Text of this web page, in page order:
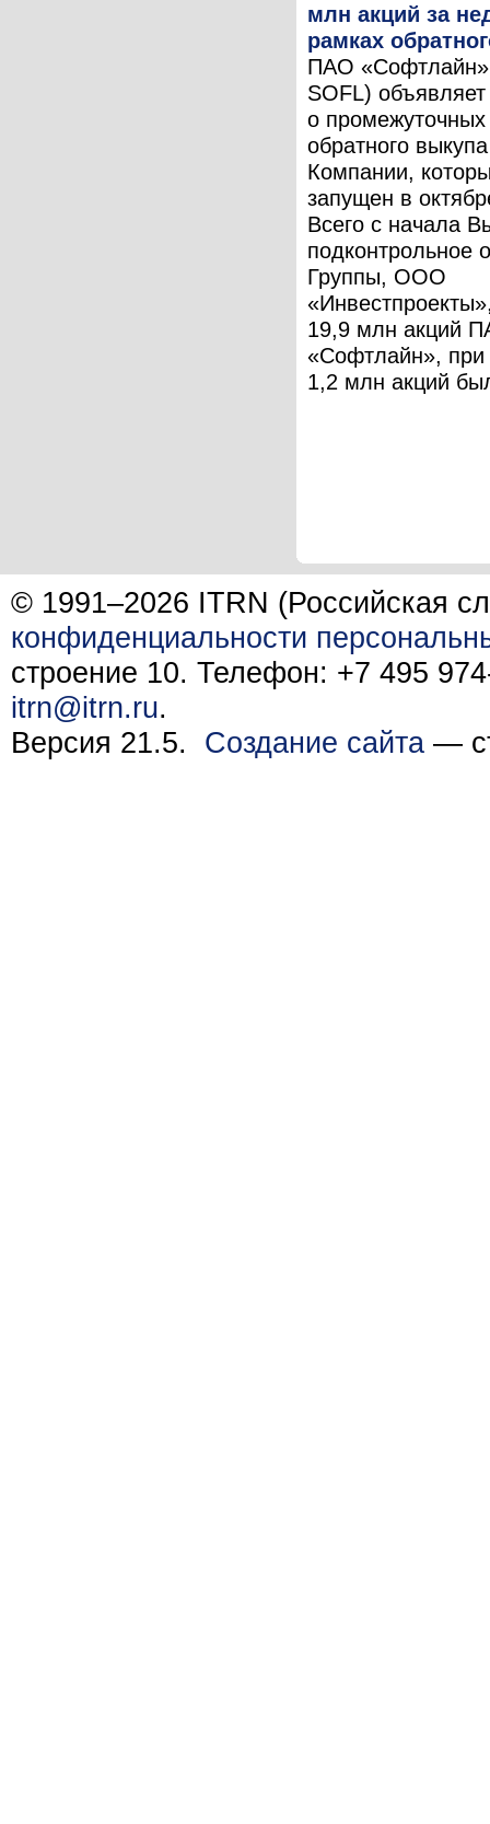
млн акций за
рамках
ПАО
SOFL) объявляет
о промежуточных
обратного
Компании,
запущен в
Всего с начала
подконтрольное
Группы, ООО
19,9 млн акций
«Софтлайн», при
1,2 млн акций
© 1991–2026 ITRN (Российская
конфиденциальности
строение 10. Телефон: +7 495
itrn@itrn.ru.
Версия 21.5. Создание сайта —